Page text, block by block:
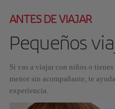
ANTES DE VIAJAR
Pequeños
Si vas a viajar con niños o
menor sin acompañante, te
experiencia.